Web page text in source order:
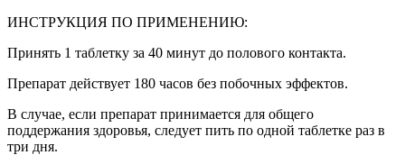
ИНСТРУКЦИЯ ПО ПРИМЕНЕНИЮ:
Принять 1 таблетку за 40 минут до полового контакта.
Препарат действует 180 часов без побочных эффектов.
В случае, если препарат принимается для общего
поддержания здоровья, следует пить по одной таблетке раз в
три дня.